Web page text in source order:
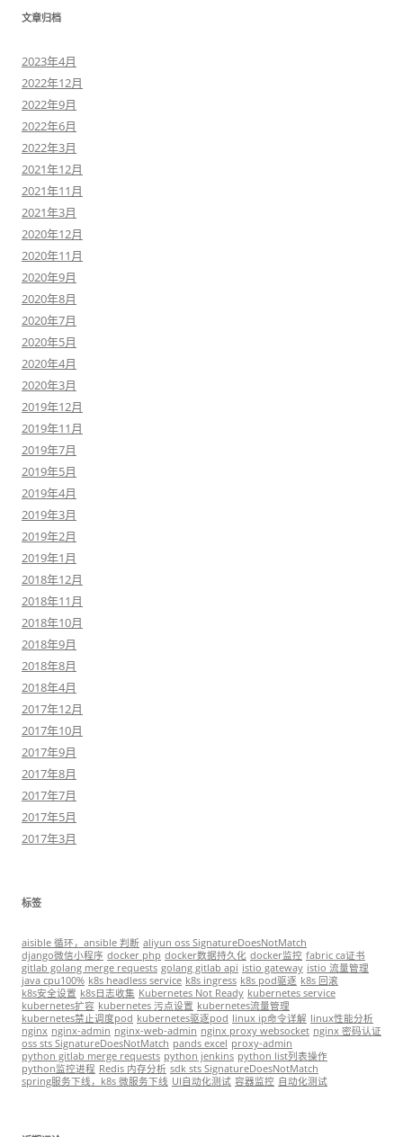
文章归档
2023年4月
2022年12月
2022年9月
2022年6月
2022年3月
2021年12月
2021年11月
2021年3月
2020年12月
2020年11月
2020年9月
2020年8月
2020年7月
2020年5月
2020年4月
2020年3月
2019年12月
2019年11月
2019年7月
2019年5月
2019年4月
2019年3月
2019年2月
2019年1月
2018年12月
2018年11月
2018年10月
2018年9月
2018年8月
2018年4月
2017年12月
2017年10月
2017年9月
2017年8月
2017年7月
2017年5月
2017年3月
标签
aisible 循环，ansible 判断 aliyun oss SignatureDoesNotMatch
django微信小程序 docker php docker数据持久化 docker监控 fabric ca证书
gitlab golang merge requests golang gitlab api istio gateway istio 流量管理
java cpu100% k8s headless service k8s ingress k8s pod驱逐 k8s 回滚
k8s安全设置 k8s日志收集 Kubernetes Not Ready kubernetes service
kubernetes扩容 kubernetes 污点设置 kubernetes流量管理
kubernetes禁止调度pod kubernetes驱逐pod linux ip命令详解 linux性能分析
nginx nginx-admin nginx-web-admin nginx proxy websocket nginx 密码认证
oss sts SignatureDoesNotMatch pands excel proxy-admin
python gitlab merge requests python jenkins python list列表操作
python监控进程 Redis 内存分析 sdk sts SignatureDoesNotMatch
spring服务下线，k8s 微服务下线 UI自动化测试 容器监控 自动化测试